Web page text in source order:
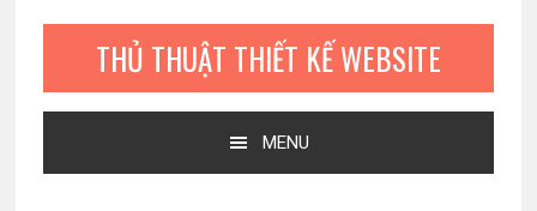
THỦ THUẬT THIẾT KẾ WEBSITE
MENU